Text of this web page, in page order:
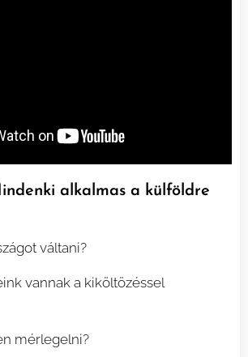
alkalmas a külföldre
váltani?
vannak a kiköltözéssel
mérlegelni?